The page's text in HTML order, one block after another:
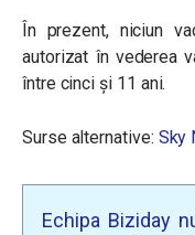
În prezent, niciun
autorizat în vederea
între cinci şi 11 ani.
Surse alternative: Sky
Echipa Biziday